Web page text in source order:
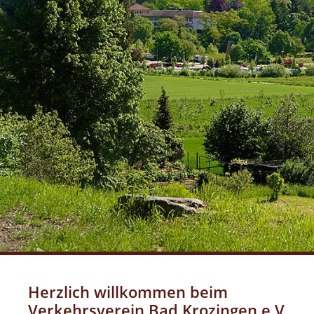
Herzlich willkommen beim